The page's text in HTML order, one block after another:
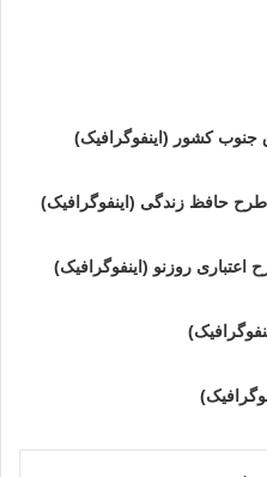
کشور (اینفوگرافیک)
حافظ زندگی (اینفوگرافیک)
روزنو (اینفوگرافیک)